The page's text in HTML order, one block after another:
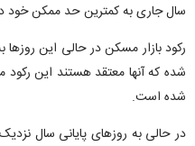
سال جاری به کمترین حد ممکن خود
رکود بازار مسکن در حالی این روز‌ها
شده که آنها معتقد هستند این
شده است.
در حالی به روز‌های پایانی سال